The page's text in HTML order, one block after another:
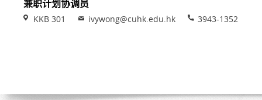
兼职计划协调员
VenueKKB 301 Emailivywong@cuhk.edu.hk Phone3943-1352